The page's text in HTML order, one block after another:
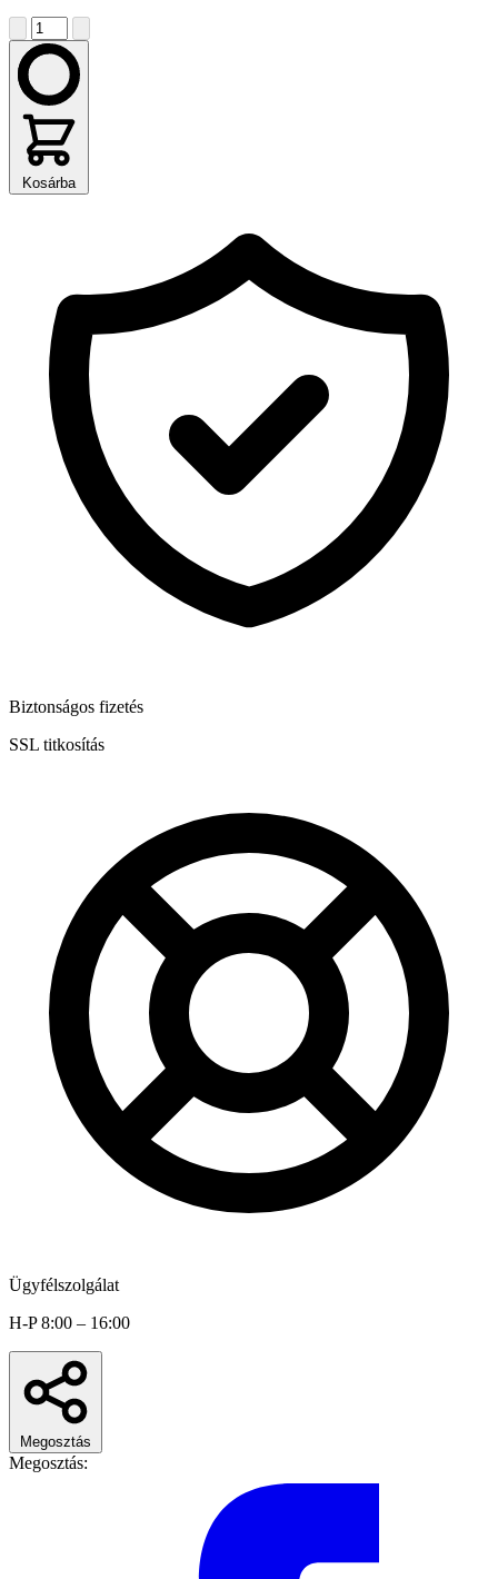
Kosárba
Biztonságos fizetés
SSL titkosítás
Ügyfélszolgálat
H-P 8:00 – 16:00
Megosztás
Megosztás: